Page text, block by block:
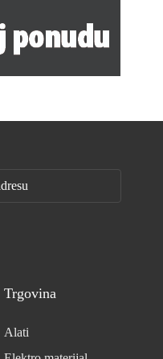
Trgovina
Alati